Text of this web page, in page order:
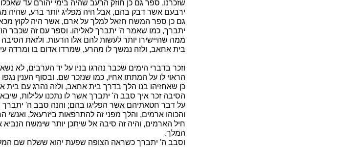
שזכרנו, ספר גם כן חוזק הרעב שהיה בימי יהורם עד
ירבעם אשר דבק בהם, אבל היה מפליג יותר ברע, שהיה
גם כן ספר המשח חזאל למלך על ארם, אשר היה לקוץ
יתברך, כמו שאמר ה' יתברך לאליהו. וספר עם זה שכבר
ממה שהיישירו יותר לעשות להם אלו הרעות. ולזאת
בית אחאב, ולזה נמשך לו מהרע, שמרדו אדום בו ומרדה
וזכר בדברי הימים שכבר נהרגו בניו על יד הערבים, לא
הראוי לו על המתתו אחיו, כמו שנזכר שם. ובסוף הענין
כן שאחזיהו בנו הלך בדרך בית אחאב, ולזה נהרג עם בית
הסיבה זכר איך סבב ה' יתברך אשר לו נתכנו עלילות,
על דבר חטאתיהם אשר הפליגו בהם; והנה סבב ה' יתברך
והכוהו ארמים, והלך מפני זה להתרפאות ביזרעאל, ואנשי
חיל הארמים, והיה זה סיבה אל שיתכן יותר שימשח הנביא
המלך.
וסבב ה' יתברך כשראה הצופה שפעת יהוא ששלח שם המלך